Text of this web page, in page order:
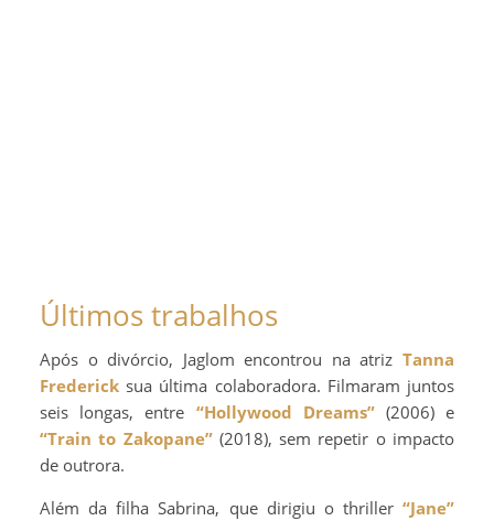
Últimos trabalhos
Após o divórcio, Jaglom encontrou na atriz Tanna
Frederick sua última colaboradora. Filmaram juntos
seis longas, entre “Hollywood Dreams”(2006) e
“Train to Zakopane”(2018), sem repetir o impacto
de outrora.
Além da filha Sabrina, que dirigiu o thriller “Jane”